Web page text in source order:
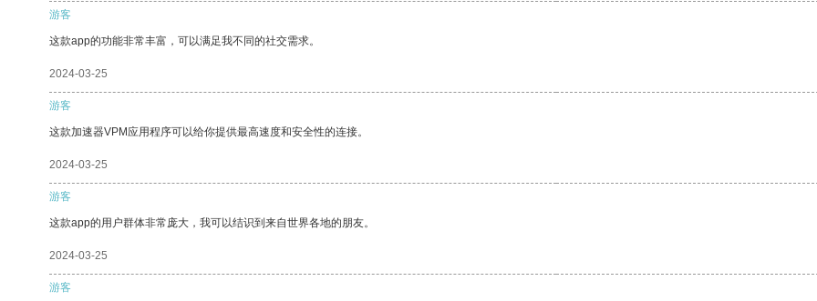
游客
这款app的功能非常丰富，可以满足我不同的社交需求。
2024-03-25
游客
这款加速器VPM应用程序可以给你提供最高速度和安全性的连接。
2024-03-25
游客
这款app的用户群体非常庞大，我可以结识到来自世界各地的朋友。
2024-03-25
游客